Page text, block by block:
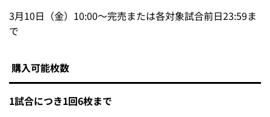
3月10日（金）10:00～完売または各対象試合前日23:59ま
で
購入可能枚数
1試合につき1回6枚まで